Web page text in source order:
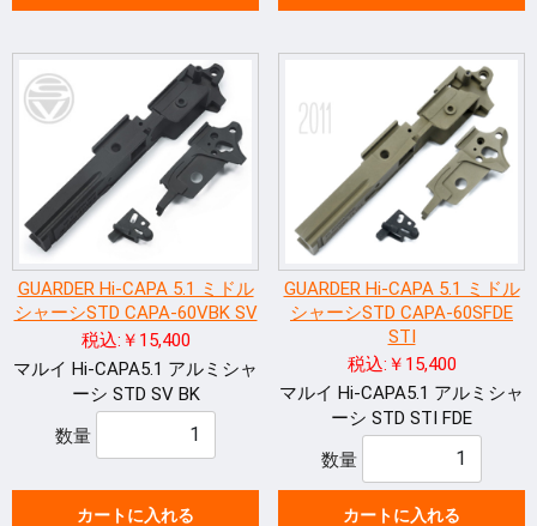
GUARDER Hi-CAPA 5.1 ミドル
シャーシSTD CAPA-60VBK SV
税込:￥15,400
マルイ Hi-CAPA5.1 アルミシャ
ーシ STD SV BK
数量
カートに入れる
GUARDER Hi-CAPA 5.1 ミドル
シャーシSTD CAPA-60SFDE
STI
税込:￥15,400
マルイ Hi-CAPA5.1 アルミシャ
ーシ STD STI FDE
数量
カートに入れる